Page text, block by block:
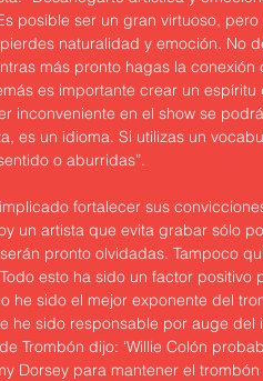
posible ser un gran virtuoso,
naturalidad y emoción. No
más pronto hagas la
es importante crear un
inconveniente en el show se
es un idioma. Si utilizas un
o aburridas”.
fortalecer sus
un artista que evita grabar sólo
pronto olvidadas. Tampoco
esto ha sido un factor positivo
he sido el mejor exponente del
he sido responsable por auge del
Trombón dijo: ‘Willie Colón
Dorsey para mantener el